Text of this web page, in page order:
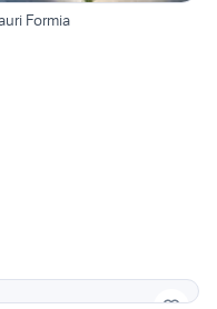
Formia